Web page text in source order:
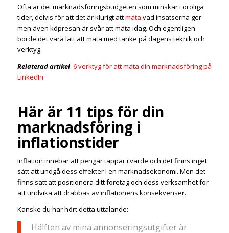
Ofta är det marknadsföringsbudgeten som minskar i oroliga
tider, delvis för att det är klurigt attmäta vad insatserna ger
men även köpresan är svår att mäta idag. Och egentligen
borde det vara lätt att mäta med tanke på dagens teknik och
verktyg.
Relaterad artikel: 6 verktyg för att mäta din marknadsföring på
LinkedIn
Här är 11 tips för din
marknadsföring i
inflationstider
Inflation innebär att pengar tappar i värde och det finns inget
sätt att undgå dess effekter i en marknadsekonomi. Men det
finns sätt att positionera ditt företag och dess verksamhet för
att undvika att drabbas av inflationens konsekvenser.
Kanske du har hört detta uttalande:
Hälften av mina annonseringsutgifter är